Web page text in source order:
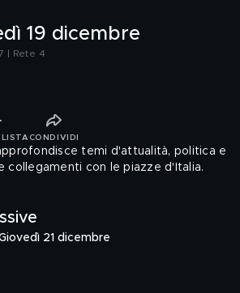
19 dicembre
| Rete 4
LISTA CONDIVIDI
temi d'attualità, politica e
collegamenti con le piazze d'Italia.
21 dicembre